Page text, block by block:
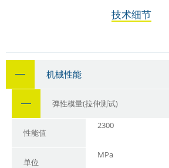
技术细节
机械性能
弹性模量(拉伸测试)
性能值
2300
单位
MPa